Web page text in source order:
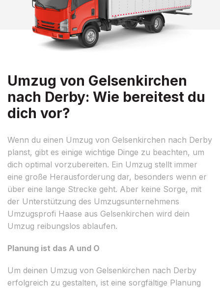
Umzug von Gelsenkirchen
nach Derby: Wie bereitest du
dich vor?
Wenn du einen Umzug von Gelsenkirchen nach Derby
planst, gibt es einige wichtige Dinge zu beachten, um
dich optimal vorzubereiten. Ein Umzug stellt immer
eine große Herausforderung dar, besonders wenn er
über eine lange Strecke geht. Aber keine Sorge, mit
der Unterstützung des Umzugsunternehmens
Umzugsprofi Haase aus Gelsenkirchen wird dein
Umzug reibungslos ablaufen.
Planung ist das A und O
Um deinen Umzug von Gelsenkirchen nach Derby
erfolgreich zu gestalten, ist eine sorgfältige Planung